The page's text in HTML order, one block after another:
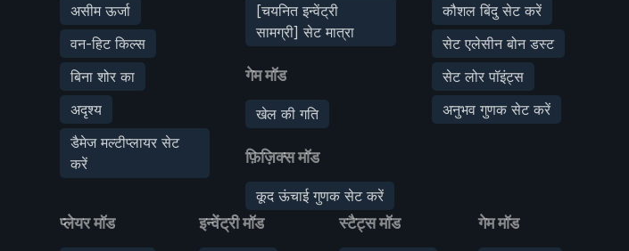
असीम ऊर्जा
वन-हिट किल्स
बिना शोर का
अदृश्य
डैमेज मल्टीप्लायर सेट
करें
[चयनित इन्वेंट्री
सामग्री] सेट मात्रा
गेम मॉड
खेल की गति
फ़िज़िक्स मॉड
कूद ऊंचाई गुणक सेट करें
कौशल बिंदु सेट करें
सेट एलेसीन बोन डस्ट
सेट लोर पॉइंट्स
अनुभव गुणक सेट करें
प्लेयर मॉड इन्वेंट्री मॉड स्टैट्स मॉड गेम मॉड